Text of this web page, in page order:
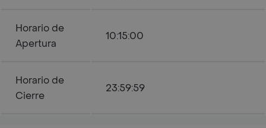
Horario de
Apertura
10:15:00
Horario de
Cierre
23:59:59